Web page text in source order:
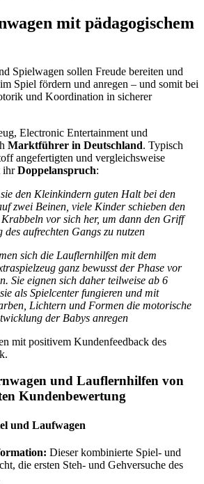
mit pädagogischem
Spielwagen sollen Freude bereiten und
Spiel fördern und anregen – und somit bei
und Koordination in sicherer
Electronic Entertainment und
Marktführer in Deutschland. Typisch
angefertigten und vergleichsweise
ihrDoppelanspruch:
den Kleinkindern guten Halt bei den
zwei Beinen, viele Kinder schieben den
Krabbeln vor sich her, um dann den Griff
aufrechten Gangs zu nutzen
sich die Lauflernhilfen mit dem
ganz bewusst der Phase vor
Sie eignen sich daher teilweise ab 6
als Spielcenter fungieren und mit
Lichtern und Formen die motorische
der Babys anregen
mit positivem Kundenfeedback des
und Lauflernhilfen von
Kundenbewertung
und Laufwagen
Dieser kombinierte Spiel- und
die ersten Steh- und Gehversuche des